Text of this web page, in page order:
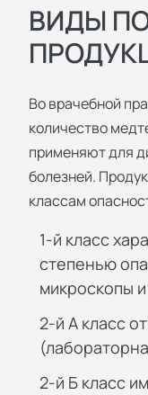
ВИДЫ
Во врачебной
количество
применяют для
болезней.
классам
1-й класс
степенью
микроскопы
2-й А класс
2-й Б класс